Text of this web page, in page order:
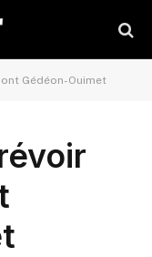
Gédéon-Ouimet